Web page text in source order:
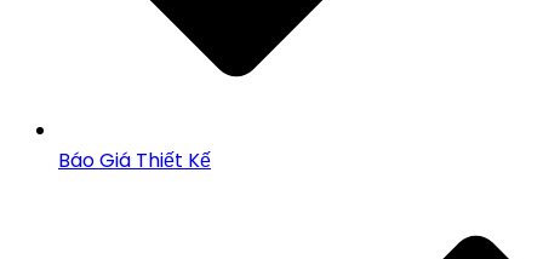
Báo Giá Thiết Kế